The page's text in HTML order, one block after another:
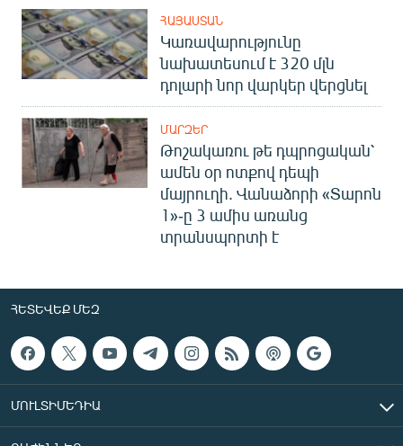
ՀԱՅԱՍՏԱՆ
Կառավարությունը
նախատեսում է 320 մլն
դոլարի նոր վարկեր վերցնել
ՄԱՐԶԵՐ
Թոշակառու թե դպրոցական՝
ամեն օր ոտքով դեպի
մայրուղի. Վանաձորի «Տարոն
1»-ը 3 ամիս առանց
տրանսպորտի է
ՀԵՏԵՎԵՔ ՄԵԶ
ՄՈՒԼՏԻՄԵԴԻԱ